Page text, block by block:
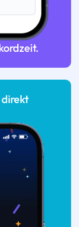
direkt